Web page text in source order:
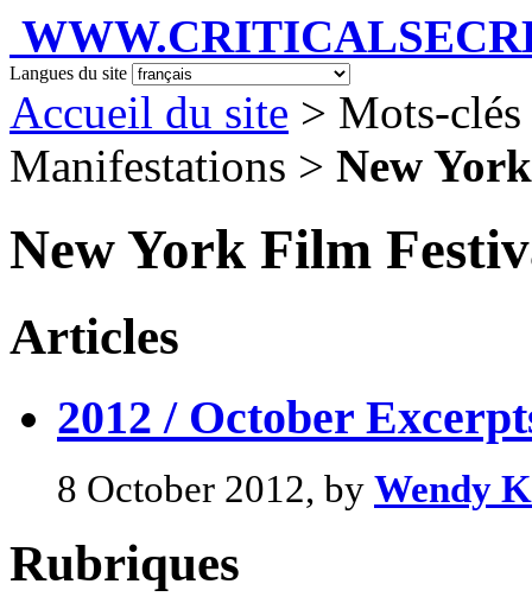
Langues du site
Accueil du site > Mots-
Manifestations > New
New York Film
Articles
2012 / October
8 October 2012, by Wendy
Rubriques